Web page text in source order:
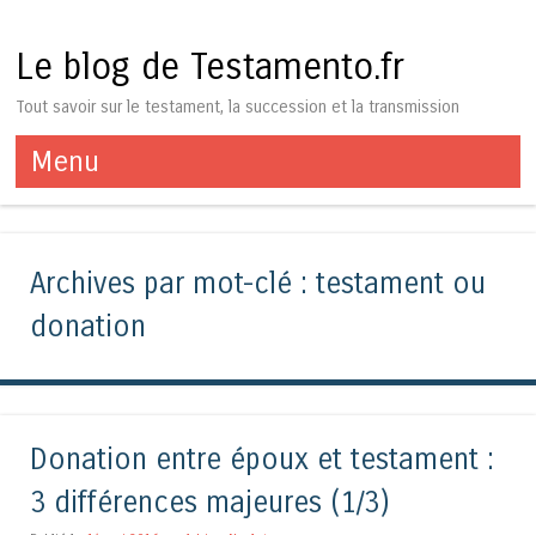
Le blog de Testamento.fr
Tout savoir sur le testament, la succession et la transmission
Menu
Aller au contenu
Archives par mot-clé : testament ou
donation
Donation entre époux et testament :
3 différences majeures (1/3)